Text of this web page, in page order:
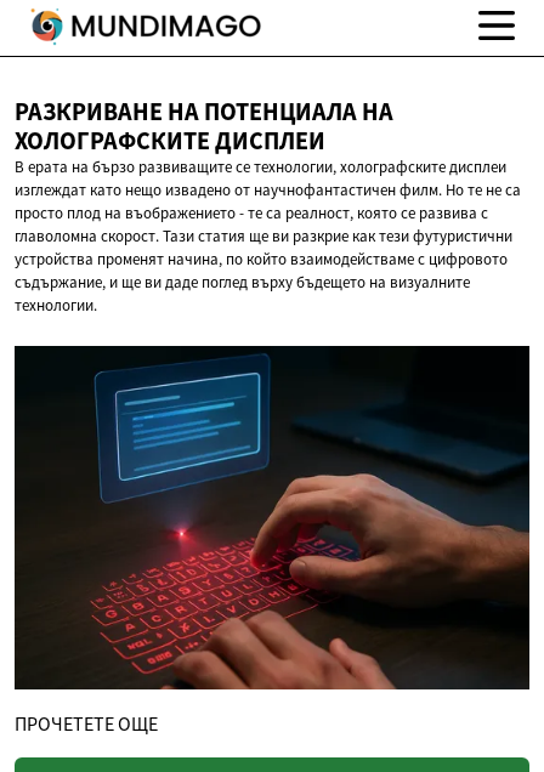
РАЗКРИВАНЕ НА ПОТЕНЦИАЛА НА
ХОЛОГРАФСКИТЕ ДИСПЛЕИ
В ерата на бързо развиващите се технологии, холографските дисплеи
изглеждат като нещо извадено от научнофантастичен филм. Но те не са
просто плод на въображението - те са реалност, която се развива с
главоломна скорост. Тази статия ще ви разкрие как тези футуристични
устройства променят начина, по който взаимодействаме с цифровото
съдържание, и ще ви даде поглед върху бъдещето на визуалните
технологии.
ПРОЧЕТЕТЕ ОЩЕ